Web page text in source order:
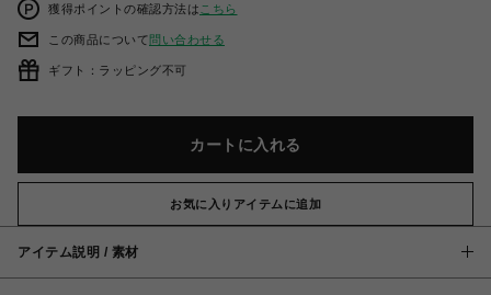
獲得ポイントの確認方法は こちら
この商品について問い合わせる
ギフト：ラッピング不可
カートに入れる
お気に入りアイテムに追加
アイテム説明 / 素材